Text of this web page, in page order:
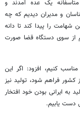
یک عده آمدند و
و مدیران دیدیم که چه
شهامت را پیدا کند تا دانه
از سوی دستگاه قضا صورت
مناسب کنیم، افزود: اگر این
فراهم شود، تولید نیز
به ایرانی بودن خود افتخار
دست یابیم.